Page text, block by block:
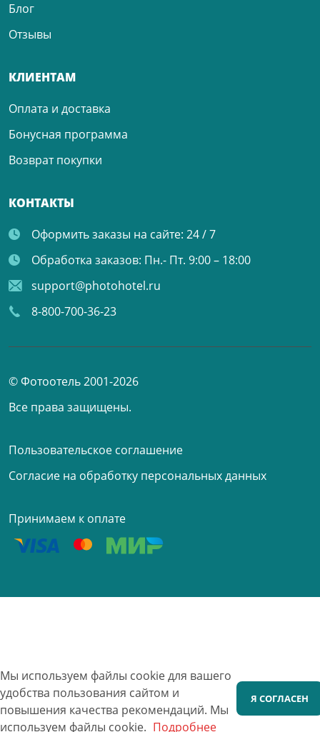
Мы используем файлы cookie для вашего
удобства пользования сайтом и
повышения качества рекомендаций. Мы
используем файлы cookie. Подробнее
Я СОГЛАСЕН
Блог
Отзывы
КЛИЕНТАМ
Оплата и доставка
Бонусная программа
Возврат покупки
КОНТАКТЫ
Оформить заказы на сайте: 24 / 7
Обработка заказов: Пн.- Пт. 9:00 – 18:00
support@photohotel.ru
8-800-700-36-23
© Фотоотель 2001-2026
Все права защищены.
Пользовательское соглашение
Согласие на обработку персональных данных
Принимаем к оплате